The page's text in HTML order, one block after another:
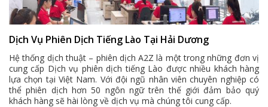
Dịch Vụ Phiên Dịch Tiếng Lào Tại Hải Dương
Hệ thống dịch thuật – phiên dịch A2Z là một trong những đơn vị
cung cấp Dịch vụ phiên dịch tiếng Lào được nhiều khách hàng
lựa chọn tại Việt Nam. Với đội ngũ nhân viên chuyên nghiệp có
thể phiên dịch hơn 50 ngôn ngữ trên thế giới đảm bảo quý
khách hàng sẽ hài lòng về dịch vụ mà chúng tôi cung cấp.